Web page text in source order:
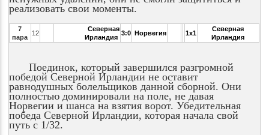
реализовать свои моменты.
7
пара
12
Северная
Ирландия
3:0 Норвегия 1x1
Северная
Ирландия
Поединок, который завершился разгромной
победой Северной Ирландии не оставит
равнодушных болельщиков данной сборной. Они
полностью доминировали на поле, не давая
Норвегии и шанса на взятия ворот. Убедительная
победа Северной Ирландии, которая начала свой
путь с 1/32.